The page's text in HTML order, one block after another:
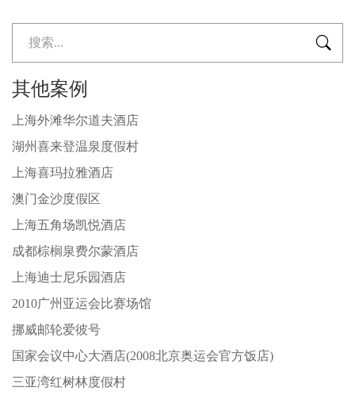

其他案例
上海外滩华尔道夫酒店
湖州喜来登温泉度假村
上海喜玛拉雅酒店
澳门金沙度假区
上海五角场凯悦酒店
成都棕榈泉费尔蒙酒店
上海迪士尼乐园酒店
2010广州亚运会比赛场馆
挪威邮轮爱彼号
国家会议中心大酒店(2008北京奥运会官方饭店)
三亚湾红树林度假村